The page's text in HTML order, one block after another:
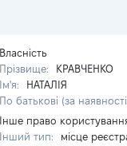
Власність
Прізвище:
КРАВЧЕНКО
Ім'я:
НАТАЛІЯ
По батькові (за
Інше право
Інший тип:
місце